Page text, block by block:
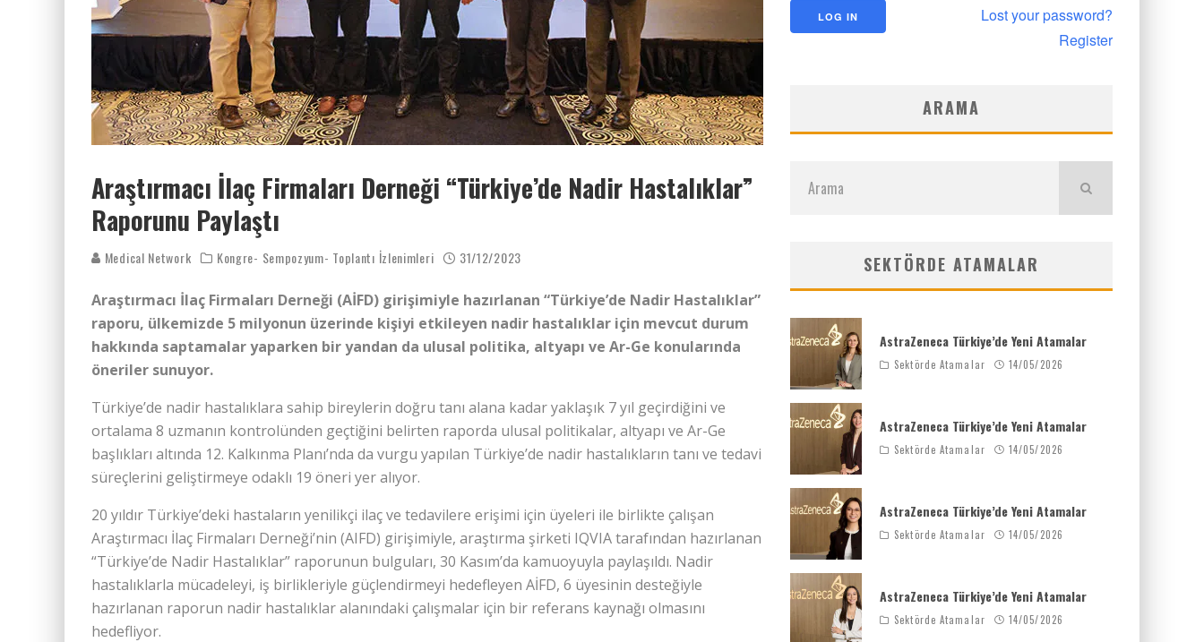
Araştırmacı İlaç Firmaları Derneği “Türkiye’de Nadir Hastalıklar”
Raporunu Paylaştı
Medical Network Kongre- Sempozyum- Toplantı İzlenimleri 31/12/2023
Araştırmacı İlaç Firmaları Derneği (AİFD) girişimiyle hazırlanan “Türkiye’de Nadir Hastalıklar”
raporu, ülkemizde 5 milyonun üzerinde kişiyi etkileyen nadir hastalıklar için mevcut durum
hakkında saptamalar yaparken bir yandan da ulusal politika, altyapı ve Ar-Ge konularında
öneriler sunuyor.
Türkiye’de nadir hastalıklara sahip bireylerin doğru tanı alana kadar yaklaşık 7 yıl geçirdiğini ve
ortalama 8 uzmanın kontrolünden geçtiğini belirten raporda ulusal politikalar, altyapı ve Ar-Ge
başlıkları altında 12. Kalkınma Planı’nda da vurgu yapılan Türkiye’de nadir hastalıkların tanı ve tedavi
süreçlerini geliştirmeye odaklı 19 öneri yer alıyor.
20 yıldır Türkiye’deki hastaların yenilikçi ilaç ve tedavilere erişimi için üyeleri ile birlikte çalışan
Araştırmacı İlaç Firmaları Der­neği’nin (AIFD) girişimiyle, araştırma şirketi IQVIA tarafından hazırlanan
“Türkiye’de Nadir Hastalıklar” raporunun bulguları, 30 Kasım’da kamuoyuyla pay­laşıldı. Nadir
hastalıklarla mücadeleyi, iş birlikleriyle güçlendirmeyi hedefleyen AİFD, 6 üyesinin des­teğiyle
hazırlanan raporun nadir hastalıklar alanındaki çalışmalar için bir referans kaynağı olmasını
hedefliyor.
Lost your password?
Register
ARAMA
SEKTÖRDE ATAMALAR
AstraZeneca Türkiye’de Yeni Atamalar
Sektörde Atamalar 14/05/2026
AstraZeneca Türkiye’de Yeni Atamalar
Sektörde Atamalar 14/05/2026
AstraZeneca Türkiye’de Yeni Atamalar
Sektörde Atamalar 14/05/2026
AstraZeneca Türkiye’de Yeni Atamalar
Sektörde Atamalar 14/05/2026